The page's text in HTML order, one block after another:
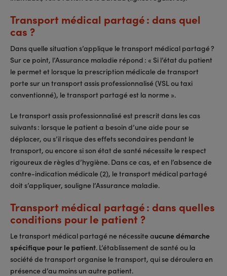
Transport médical partagé : dans quel
cas ?
Dans quelle situation s’applique le transport médical partagé ?
Sur ce point, l’Assurance maladie répond : « Si l’état du patient
le permet et lorsque la prescription médicale de transport
porte sur un transport assis professionnalisé (VSL ou taxi
conventionné), le transport partagé est la norme ».
Le transport assis professionnalisé est prescrit dans les cas
suivants : lorsque le patient a besoin d’une aide pour se
déplacer, ou s’il risque des effets secondaires pendant le
transport, ou encore si son état de santé nécessite le respect
rigoureux de règles d’hygiène. Dans ce cas, et en l’absence de
contre-indication médicale (2), le transport médical partagé
doit s’appliquer, souligne l’Assurance maladie.
Transport médical partagé : dans quelles
conditions pour le patient ?
Le transport médical partagé ne nécessite aucune démarche
spécifique pour le patient. L’établissement de santé ou la
société de transport organise le transport, qui se déroulera en
présence d’au moins un autre patient.